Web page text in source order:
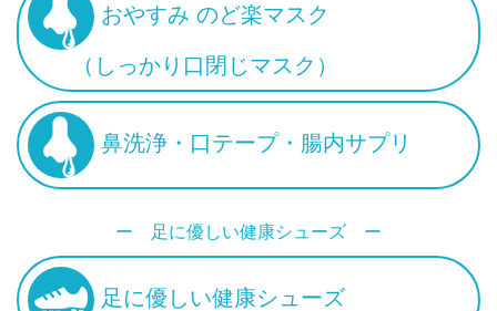
おやすみ のど楽マスク
（しっかり口閉じマスク）
鼻洗浄・口テープ・腸内サプリ
ー 足に優しい健康シューズ ー
足に優しい健康シューズ